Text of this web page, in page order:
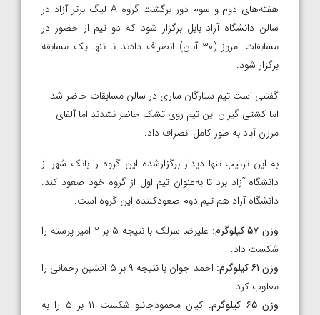
هفته‌های دوم و سوم دور برگشت گروه A لیگ برتر آزاد در
سالن دانشگاه آزاد بابل برگزار شود که دو تیم از حضور در
مسابقات امروز (۳۰ آبان) انصراف دادند تا تنها یک مسابقه
برگزار شود.
گفتنی است تیم ستارگان ساری در سالن مسابقات حاضر شد
اما کشتی گیران این تیم روی تشک حاضر نشدند اما آلفای
مرزن آباد به طور کامل انصراف داد.
به این ترتیب تنها دیدار برگزارشده این گروه را بانک شهر از
دانشگاه آزاد برد تا به‌عنوان تیم اول از گروه خود صعود کند.
دانشگاه آزاد هم تیم دوم صعودکننده این گروه است.
وزن ۵۷ کیلوگرم:
علیرضا سرلک با نتیجه ۵ بر ۲ امیر پرسته را
شکست داد.
وزن ۶۱ کیلوگرم:
احمد جوان با نتیجه ۹ بر ۵ افشین رحمانی را
مغلوب کرد.
وزن ۶۵ کیلوگرم:
کیان محمودجانلو شکست ۱۱ بر ۵ را به